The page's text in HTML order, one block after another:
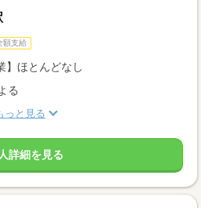
額支給
】ほとんどなし
る
っと見る
詳細を見る